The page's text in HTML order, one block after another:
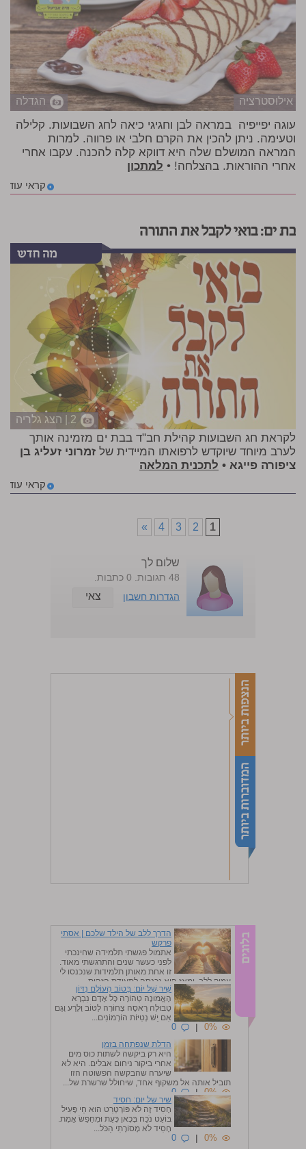
אילוסטרציה הגדלה
עוגה יפייפיה במראה לבן וחגיגי כיאה לחג השבועות. קלילה
וטעימה. ניתן להכין את הקרם חלבי או פרווה. למרות
המראה המושלם שלה היא דווקא קלה להכנה. עקבו אחרי
אחרי ההוראות. בהצלחה! • למתכון
קראי עוד
בת ים: בואי לקבל את התורה
2 | הצג גלריה
לקראת חג השבועות קהילת חב"ד בבת ים מזמינה אותך
לערב מיוחד שיוקדש לרפואתו המיידית של זמרוני זעליג בן
ציפורה פייגא • לתכנית המלאה
קראי עוד
1
2
3
4
»
שלום לך
48 תגובות. 0 כתבות.
הגדרות חשבון
צאי
הדרך ללב של הילד שלכם | אסתי
פרקש
אתמול פגשתי תלמידה שחינכתי
לפני כעשר שנים והתרגשתי מאוד.
זו אחת מאותן תלמידות שנכנסו לי
עמוק ללב, ומאז היא נכנסה לתעודת הזהות...
0%
|
0 שִׁיר שֶׁל יוֹם: בְּטוֹב הָעוֹלָם נִדּוֹן
הָאֱמוּנָה טְהוֹרָה כָּל אָדָם נִבְרָא
טְבוּלָה רַאסֶה צְחוֹרָה לַטּוֹב וְלָרַע וְגַם
אִם יֵשׁ נְטִיּוֹת הוֹרְמוֹנִים...
0%
|
0
הדלת שנפתחה בזמן
היא רק ביקשה לשתות כוס מים
אחרי ביקור ניחום אבלים. היא לא
שיערה שהבקשה הפשוטה הזו
תוביל אותה אל משקוף אחד, שיחולל שרשרת של...
0%
|
0
שיר של יום: חסיד
חָסִיד זֶה לֹא פּוֹרְטְרֵט הוּא חַי פָּעִיל
בּוֹעֵט נֹכַח בְּכָאן כָּעֵת וּמְחַפֵּשׂ אֱמֶת.
חָסִיד לֹא מָסוֹרָתִי הַכֹּל...
0%
|
0